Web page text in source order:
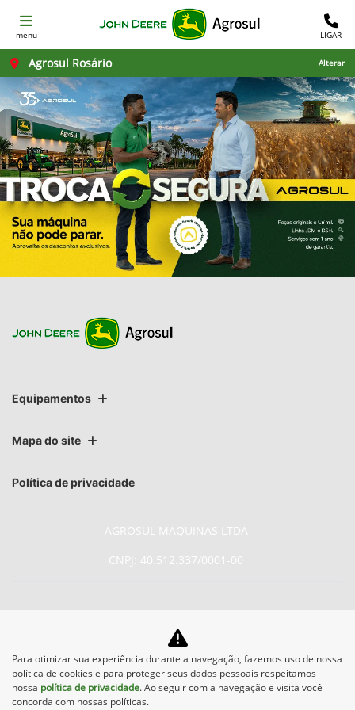
menu LIGAR
Agrosul Rosário Alterar
Equipamentos
Mapa do site
Política de privacidade
AGROSUL MAQUINAS LTDA
CNPJ: 40.512.337/0001-00
No trânsito, enxergar o outro
salva vidas.
Para otimizar sua experiência durante a navegação, fazemos uso de nossa
política de cookies e para proteger seus dados pessoais respeitamos
nossa política de privacidade. Ao seguir com a navegação e visita você
concorda com nossas políticas.